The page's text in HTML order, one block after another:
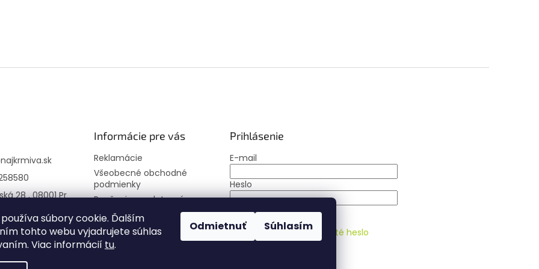
súbory cookie. Ďalším
tohto webu vyjadrujete súhlas
Viac informácií tu.
Odmietnuť Súhlasím
najkrmiva.sk
28 , 08001 Pr
Informácie pre vás
Reklamácie
Všeobecné obchodné
podmienky
Poučenie o uplatnení
práva spotrebiteľa
Moja objednávka
Prihlásenie
E-mail
Heslo
PRIHLÁSIŤ SA
Nová registráciaZabudnuté heslo